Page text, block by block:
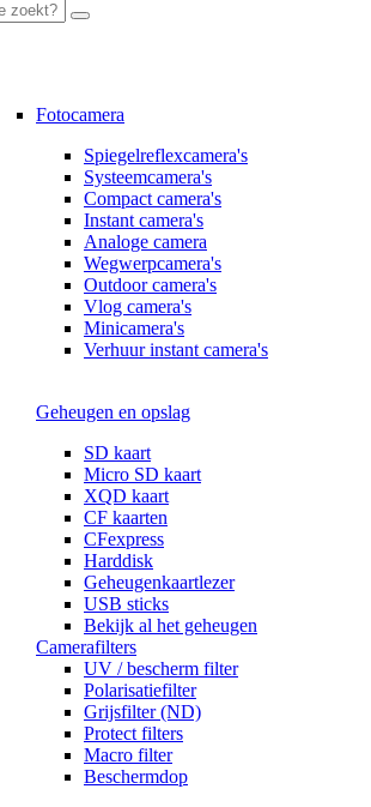
Fotocamera
Spiegelreflexcamera's
Systeemcamera's
Compact camera's
Instant camera's
Analoge camera
Wegwerpcamera's
Outdoor camera's
Vlog camera's
Minicamera's
Verhuur instant camera's
Geheugen en opslag
SD kaart
Micro SD kaart
XQD kaart
CF kaarten
CFexpress
Harddisk
Geheugenkaartlezer
USB sticks
Bekijk al het geheugen
Camerafilters
UV / bescherm filter
Polarisatiefilter
Grijsfilter (ND)
Protect filters
Macro filter
Beschermdop